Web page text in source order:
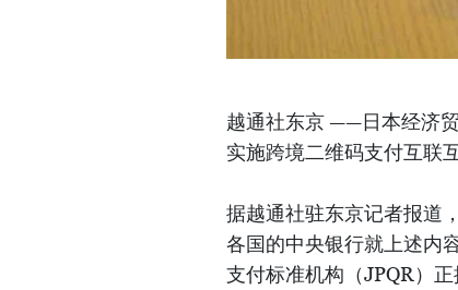
越通社东京 ——日本经济
实施跨境二维码支付互联
据越通社驻东京记者报道
各国的中央银行就上述内
支付标准机构（JPQR）